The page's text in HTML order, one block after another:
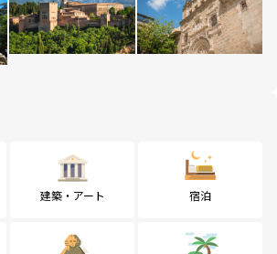
建築・アート 宿泊